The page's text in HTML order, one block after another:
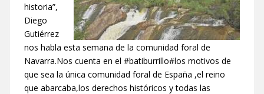
historia”,
Diego
Gutiérrez
nos habla esta semana de la comunidad foral de
Navarra.Nos cuenta en el #batiburrillo#los motivos de
que sea la única comunidad foral de España ,el reino
que abarcaba,los derechos históricos y todas las